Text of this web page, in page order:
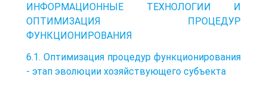
ИНФОРМАЦИОННЫЕ ТЕХНОЛОГИИ И
ОПТИМИЗАЦИЯ ПРОЦЕДУР
ФУНКЦИОНИРОВАНИЯ
6.1. Оптимизация процедур функционирования
- этап эволюции хозяйствующего субъекта